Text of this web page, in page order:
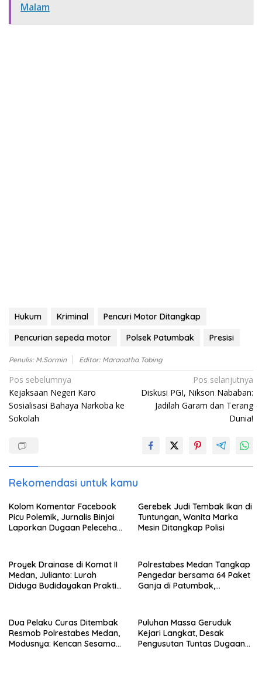
Malam
Hukum Kriminal
Pencuri Motor Ditangkap
Pencurian sepeda motor
Polsek Patumbak Presisi
Penulis: M.Sormin Editor: Maranatha Tobing
Navigasi
pos
Pos sebelumnya
Kejaksaan Negeri Karo
Sosialisasi Bahaya Narkoba ke
Sokolah
Pos selanjutnya
Diskusi PGI, Nikson Nababan:
Jadilah Garam dan Terang
Dunia!
Rekomendasi untuk kamu
Kolom Komentar Facebook
Picu Polemik, Jurnalis Binjai
Laporkan Dugaan Pelecehan
Gerebek Judi Tembak Ikan di
Tuntungan, Wanita Marka
Mesin Ditangkap Polisi
Proyek Drainase di Komat II
Medan, Julianto: Lurah
Diduga Budidayakan Praktik
Polrestabes Medan Tangkap
Pengedar bersama 64 Paket
Ganja di Patumbak,
Dua Pelaku Curas Ditembak
Resmob Polrestabes Medan,
Modusnya: Kencan Sesama
Puluhan Massa Geruduk
Kejari Langkat, Desak
Pengusutan Tuntas Dugaan